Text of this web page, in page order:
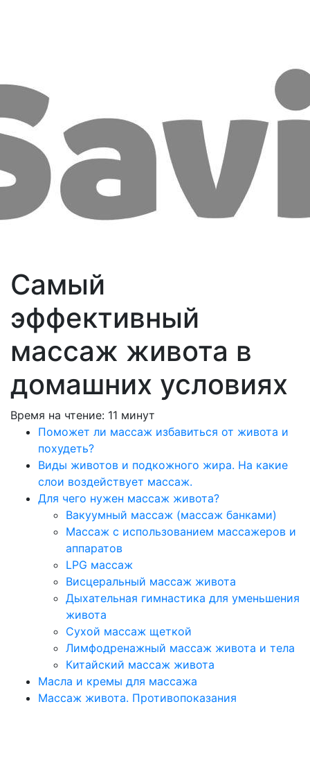
Самый
эффективный
массаж живота в
домашних условиях
Время на чтение: 11 минут
Поможет ли массаж избавиться от живота и
похудеть?
Виды животов и подкожного жира. На какие
слои воздействует массаж.
Для чего нужен массаж живота?
Вакуумный массаж (массаж банками)
Массаж с использованием массажеров и
аппаратов
LPG массаж
Висцеральный массаж живота
Дыхательная гимнастика для уменьшения
живота
Сухой массаж щеткой
Лимфодренажный массаж живота и тела
Китайский массаж живота
Масла и кремы для массажа
Массаж живота. Противопоказания